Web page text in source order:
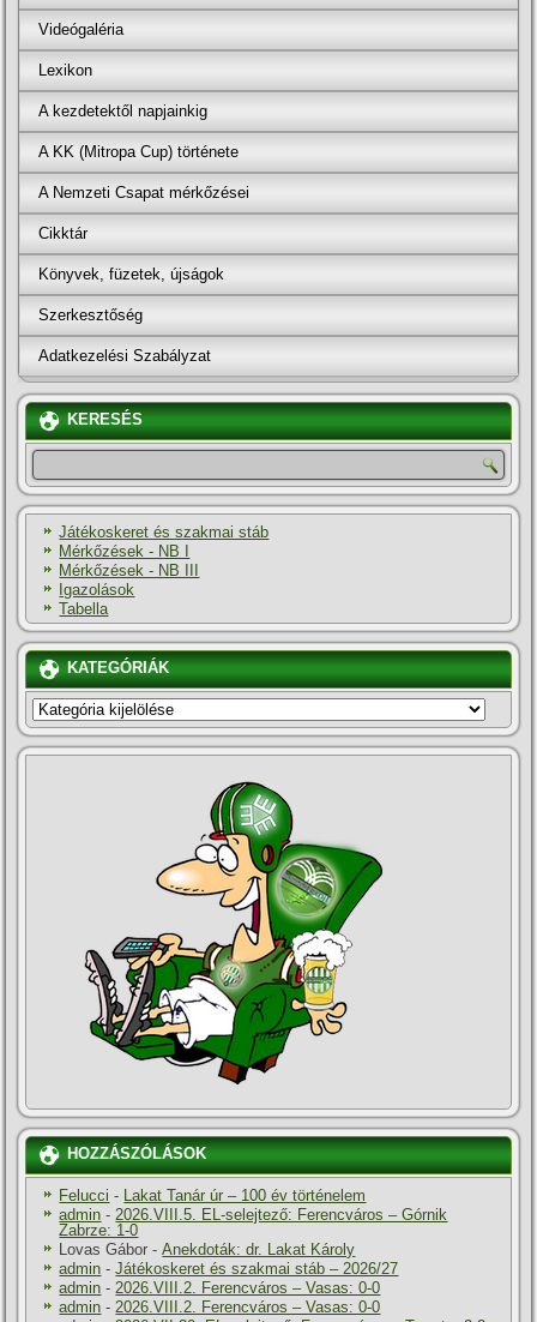
Videógaléria
Lexikon
A kezdetektől napjainkig
A KK (Mitropa Cup) története
A Nemzeti Csapat mérkőzései
Cikktár
Könyvek, füzetek, újságok
Szerkesztőség
Adatkezelési Szabályzat
KERESÉS
Játékoskeret és szakmai stáb
Mérkőzések - NB I
Mérkőzések - NB III
Igazolások
Tabella
KATEGÓRIÁK
KATEGÓRIÁK
HOZZÁSZÓLÁSOK
Felucci - Lakat Tanár úr – 100 év történelem
admin -2026.VIII.5. EL-selejtező: Ferencváros – Górnik
Zabrze: 1-0
Lovas Gábor -Anekdoták: dr. Lakat Károly
admin -Játékoskeret és szakmai stáb – 2026/27
admin -2026.VIII.2. Ferencváros – Vasas: 0-0
admin -2026.VIII.2. Ferencváros – Vasas: 0-0